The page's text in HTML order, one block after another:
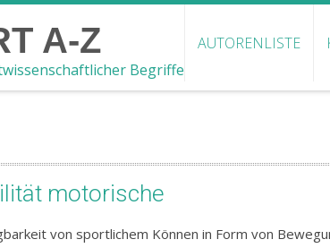
A-Z
Begriffe
AUTORENLISTE
motorische
von sportlichem Können in Form von